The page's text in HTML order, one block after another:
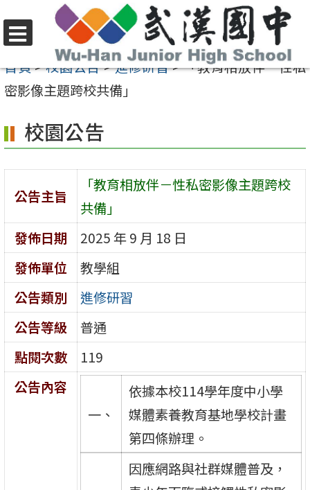
至
要
容
區
選
單
首頁>校園公告>進修研習>「教育相放伴－性私
密影像主題跨校共備」
校園公告
公告主旨
「教育相放伴－性私密影像主題跨校
共備」
發佈日期
2025 年 9 月 18 日
發佈單位
教學組
公告類別
進修研習
公告等級
普通
點閱次數
119
公告內容
一、
依據本校114學年度中小學
媒體素養教育基地學校計畫
第四條辦理。
因應網路與社群媒體普及，